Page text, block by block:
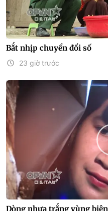
Bắt nhịp chuyển đổi số
23 giờ trước
Dòng nhựa trắng vùng biên